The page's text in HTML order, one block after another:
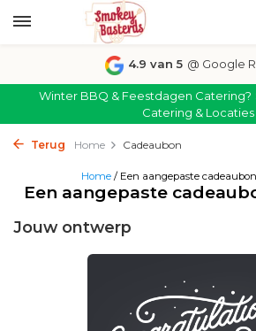
4.9 van 5 @ Google
Winter BBQ & Feestdagen Catering?
Catering & Locaties
Terug Home Cadeaubon
Home/ Een aangepaste
Een aangepaste
Jouw ontwerp